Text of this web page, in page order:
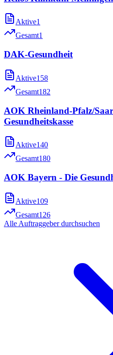
Aktive1
Gesamt1
DAK-Gesundheit
Aktive158
Gesamt182
AOK Rheinland-Pfalz/
Gesundheitskasse
Aktive140
Gesamt180
AOK Bayern - Die
Aktive109
Gesamt126
Alle Auftraggeber durchsuchen